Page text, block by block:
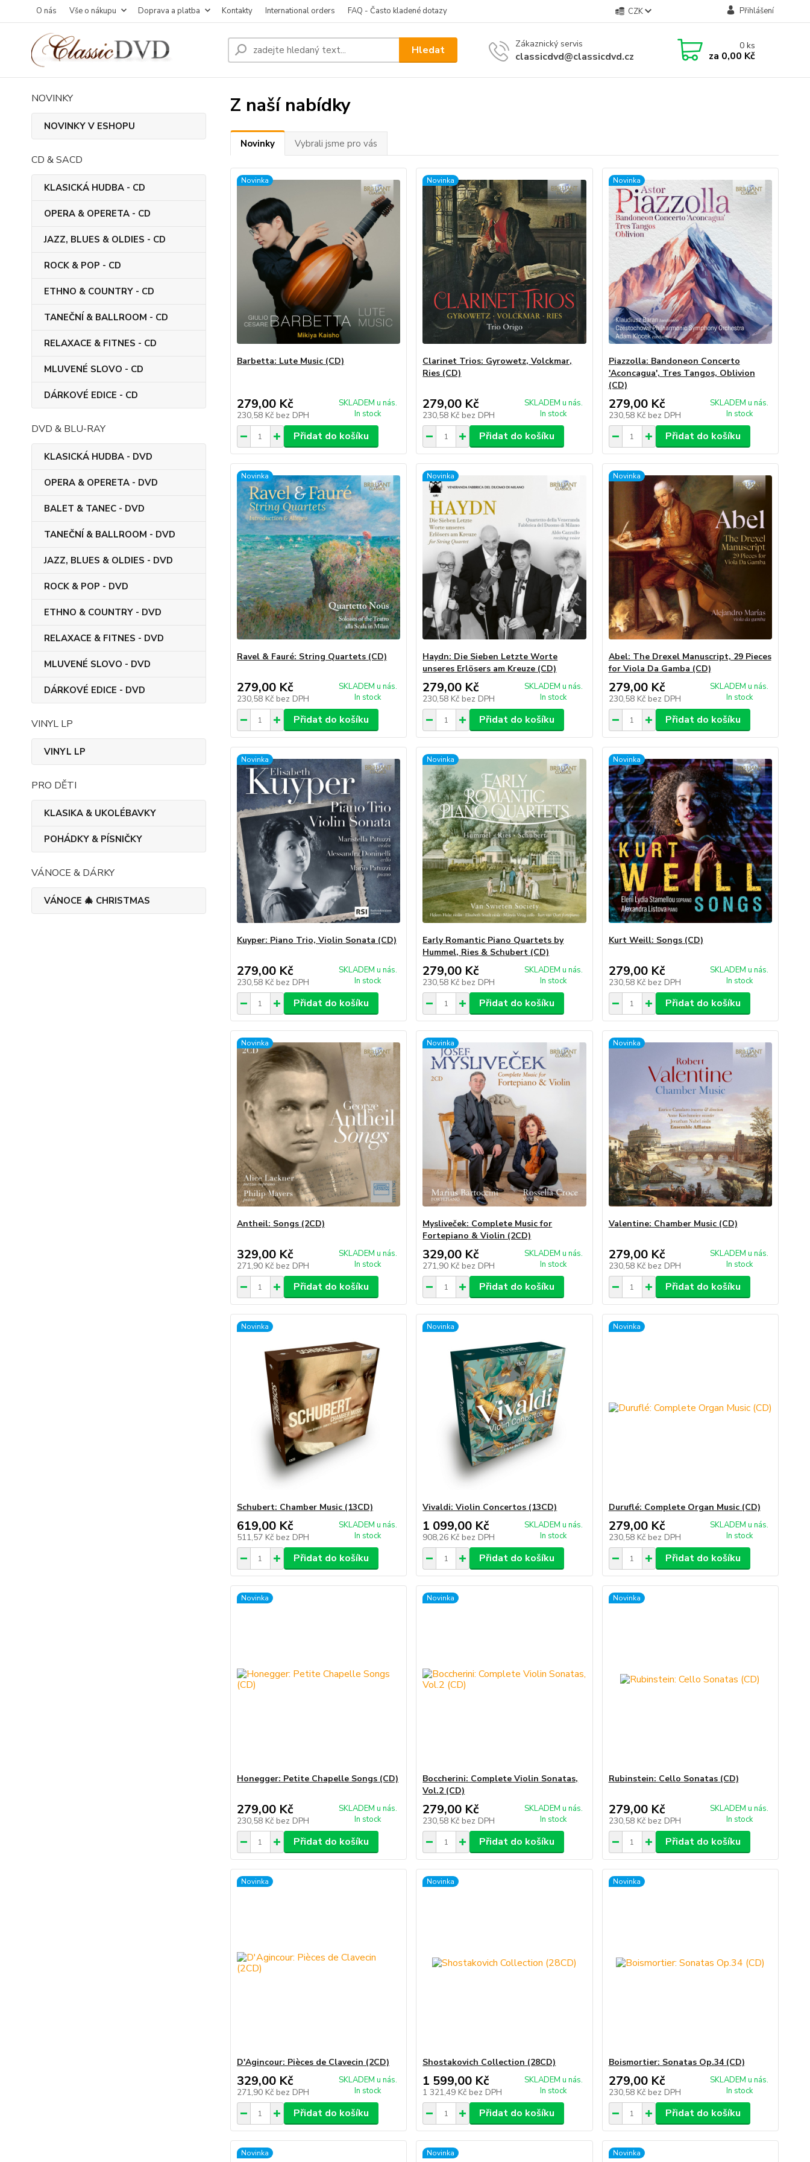
O nás Vše o nákupu Doprava a platba Kontakty International orders FAQ - Často kladené dotazy CZK Přihlášení
Hledat Zákaznický servis
classicdvd@classicdvd.cz
0ks
za 0,00 Kč
NOVINKY
NOVINKY V ESHOPU
CD & SACD
KLASICKÁ HUDBA - CD
OPERA & OPERETA - CD
JAZZ, BLUES & OLDIES - CD
ROCK & POP - CD
ETHNO & COUNTRY - CD
TANEČNÍ & BALLROOM - CD
RELAXACE & FITNES - CD
MLUVENÉ SLOVO - CD
DÁRKOVÉ EDICE - CD
DVD & BLU-RAY
KLASICKÁ HUDBA - DVD
OPERA & OPERETA - DVD
BALET & TANEC - DVD
TANEČNÍ & BALLROOM - DVD
JAZZ, BLUES & OLDIES - DVD
ROCK & POP - DVD
ETHNO & COUNTRY - DVD
RELAXACE & FITNES - DVD
MLUVENÉ SLOVO - DVD
DÁRKOVÉ EDICE - DVD
VINYL LP
VINYL LP
PRO DĚTI
KLASIKA & UKOLÉBAVKY
POHÁDKY & PÍSNIČKY
VÁNOCE & DÁRKY
VÁNOCE 🎄 CHRISTMAS
Z naší nabídky
Novinky Vybrali jsme pro vás
Novinka
Barbetta: Lute Music (CD)
279,00 Kč
230,58 Kč bez DPH
SKLADEM u nás.
In stock
Přidat do košíku
Novinka
Clarinet Trios: Gyrowetz, Volckmar,
Ries (CD)
279,00 Kč
230,58 Kč bez DPH
SKLADEM u nás.
In stock
Přidat do košíku
Novinka
Piazzolla: Bandoneon Concerto
'Aconcagua', Tres Tangos, Oblivion
(CD)
279,00 Kč
230,58 Kč bez DPH
SKLADEM u nás.
In stock
Přidat do košíku
Novinka
Ravel & Fauré: String Quartets (CD)
279,00 Kč
230,58 Kč bez DPH
SKLADEM u nás.
In stock
Přidat do košíku
Novinka
Haydn: Die Sieben Letzte Worte
unseres Erlösers am Kreuze (CD)
279,00 Kč
230,58 Kč bez DPH
SKLADEM u nás.
In stock
Přidat do košíku
Novinka
Abel: The Drexel Manuscript, 29 Pieces
for Viola Da Gamba (CD)
279,00 Kč
230,58 Kč bez DPH
SKLADEM u nás.
In stock
Přidat do košíku
Novinka
Kuyper: Piano Trio, Violin Sonata (CD)
279,00 Kč
230,58 Kč bez DPH
SKLADEM u nás.
In stock
Přidat do košíku
Novinka
Early Romantic Piano Quartets by
Hummel, Ries & Schubert (CD)
279,00 Kč
230,58 Kč bez DPH
SKLADEM u nás.
In stock
Přidat do košíku
Novinka
Kurt Weill: Songs (CD)
279,00 Kč
230,58 Kč bez DPH
SKLADEM u nás.
In stock
Přidat do košíku
Novinka
Antheil: Songs (2CD)
329,00 Kč
271,90 Kč bez DPH
SKLADEM u nás.
In stock
Přidat do košíku
Novinka
Mysliveček: Complete Music for
Fortepiano & Violin (2CD)
329,00 Kč
271,90 Kč bez DPH
SKLADEM u nás.
In stock
Přidat do košíku
Novinka
Valentine: Chamber Music (CD)
279,00 Kč
230,58 Kč bez DPH
SKLADEM u nás.
In stock
Přidat do košíku
Novinka
Schubert: Chamber Music (13CD)
619,00 Kč
511,57 Kč bez DPH
SKLADEM u nás.
In stock
Přidat do košíku
Novinka
Vivaldi: Violin Concertos (13CD)
1 099,00 Kč
908,26 Kč bez DPH
SKLADEM u nás.
In stock
Přidat do košíku
Novinka
Duruflé: Complete Organ Music (CD)
279,00 Kč
230,58 Kč bez DPH
SKLADEM u nás.
In stock
Přidat do košíku
Novinka
Honegger: Petite Chapelle Songs (CD)
279,00 Kč
230,58 Kč bez DPH
SKLADEM u nás.
In stock
Přidat do košíku
Novinka
Boccherini: Complete Violin Sonatas,
Vol.2 (CD)
279,00 Kč
230,58 Kč bez DPH
SKLADEM u nás.
In stock
Přidat do košíku
Novinka
Rubinstein: Cello Sonatas (CD)
279,00 Kč
230,58 Kč bez DPH
SKLADEM u nás.
In stock
Přidat do košíku
Novinka
D'Agincour: Pièces de Clavecin (2CD)
329,00 Kč
271,90 Kč bez DPH
SKLADEM u nás.
In stock
Přidat do košíku
Novinka
Shostakovich Collection (28CD)
1 599,00 Kč
1 321,49 Kč bez DPH
SKLADEM u nás.
In stock
Přidat do košíku
Novinka
Boismortier: Sonatas Op.34 (CD)
279,00 Kč
230,58 Kč bez DPH
SKLADEM u nás.
In stock
Přidat do košíku
Novinka Novinka Novinka